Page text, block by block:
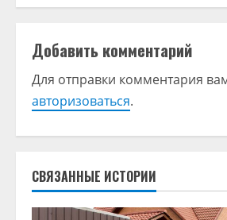
о
л
ж
и
т
ь
Добавить комментарий
Для отправки комментария
авторизоваться.
СВЯЗАННЫЕ ИСТОРИИ